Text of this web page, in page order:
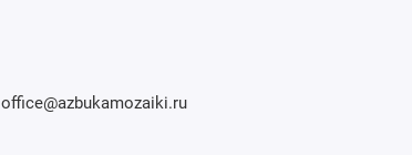
office@azbukamozaiki.ru